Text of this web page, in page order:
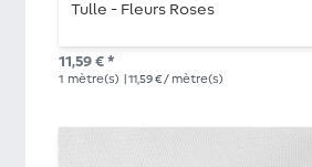
Tulle - Fleurs Roses
11,59 € *
1 mètre(s) | 11,59 € / mètre(s)